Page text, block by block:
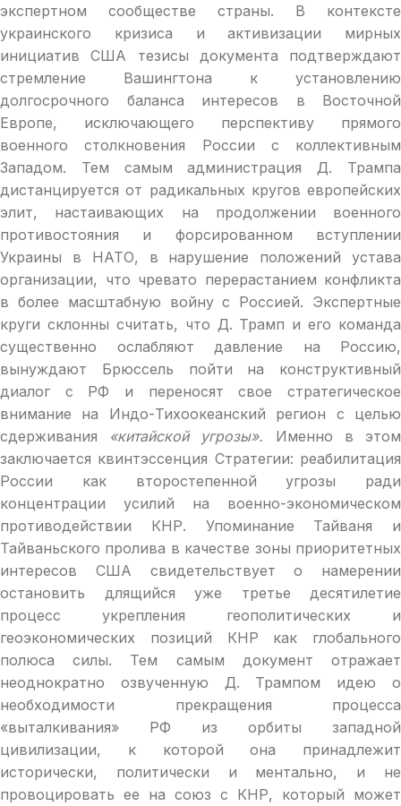
экспертном сообществе страны. В контексте
украинского кризиса и активизации мирных
инициатив США тезисы документа подтверждают
стремление Вашингтона к установлению
долгосрочного баланса интересов в Восточной
Европе, исключающего перспективу прямого
военного столкновения России с коллективным
Западом. Тем самым администрация Д. Трампа
дистанцируется от радикальных кругов европейских
элит, настаивающих на продолжении военного
противостояния и форсированном вступлении
Украины в НАТО, в нарушение положений устава
организации, что чревато перерастанием конфликта
в более масштабную войну с Россией. Экспертные
круги склонны считать, что Д. Трамп и его команда
существенно ослабляют давление на Россию,
вынуждают Брюссель пойти на конструктивный
диалог с РФ и переносят свое стратегическое
внимание на Индо-Тихоокеанский регион с целью
сдерживания «китайской угрозы». Именно в этом
заключается квинтэссенция Стратегии: реабилитация
России как второстепенной угрозы ради
концентрации усилий на военно-экономическом
противодействии КНР. Упоминание Тайваня и
Тайваньского пролива в качестве зоны приоритетных
интересов США свидетельствует о намерении
остановить длящийся уже третье десятилетие
процесс укрепления геополитических и
геоэкономических позиций КНР как глобального
полюса силы. Тем самым документ отражает
неоднократно озвученную Д. Трампом идею о
необходимости прекращения процесса
«выталкивания» РФ из орбиты западной
цивилизации, к которой она принадлежит
исторически, политически и ментально, и не
провоцировать ее на союз с КНР, который может